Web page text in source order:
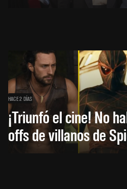
HACE 2 DÍAS
¡Triunfó el cine! No
offs de villanos de